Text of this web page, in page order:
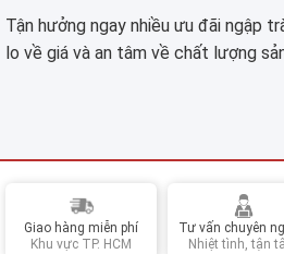
Tận hưởng ngay nhiều ưu đãi ngập
lo về giá và an tâm về chất lượng
Giao hàng miễn phí
Khu vực TP. HCM
Tư vấn chuyên
Nhiệt tình, tận